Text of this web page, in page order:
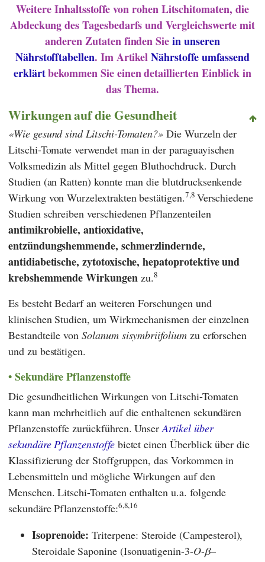
Weitere Inhaltsstoffe von rohen Litschitomaten, die
Abdeckung des Tagesbedarfs und Vergleichswerte mit
anderen Zutaten finden Siein unseren
Nährstofftabellen. Im ArtikelNährstoffe umfassend
erklärtbekommen Sie einen detaillierten Einblick in
das Thema.
Wirkungen auf die Gesundheit
Wie gesund sind Litschi-Tomaten? Die Wurzeln der
Litschi-Tomate verwendet man in der paraguayischen
Volksmedizin als Mittel gegen Bluthochdruck. Durch
Studien (an Ratten) konnte man die blutdrucksenkende
Wirkung von Wurzelextrakten bestätigen.7,8 Verschiedene
Studien schreiben verschiedenen Pflanzenteilen
antimikrobielle, antioxidative,
entzündungshemmende, schmerzlindernde,
antidiabetische, zytotoxische, hepatoprotektive und
krebshemmende Wirkungenzu.8
Es besteht Bedarf an weiteren Forschungen und
klinischen Studien, um Wirkmechanismen der einzelnen
Bestandteile vonSolanum sisymbriifolium zu erforschen
und zu bestätigen.
Sekundäre Pflanzenstoffe
Die gesundheitlichen Wirkungen von Litschi-Tomaten
kann man mehrheitlich auf die enthaltenen sekundären
Pflanzenstoffe zurückführen. UnserArtikel über
sekundäre Pflanzenstoffebietet einen Überblick über die
Klassifizierung der Stoffgruppen, das Vorkommen in
Lebensmitteln und mögliche Wirkungen auf den
Menschen. Litschi-Tomaten enthalten u.a. folgende
sekundäre Pflanzenstoffe:6,8,16
Isoprenoide:Triterpene: Steroide (Campesterol),
Steroidale Saponine (Isonuatigenin-3-O-β–